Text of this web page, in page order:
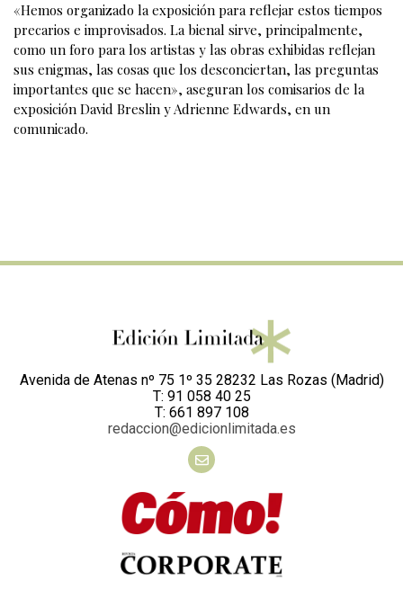
«Hemos organizado la exposición para reflejar estos tiempos
precarios e improvisados. La bienal sirve, principalmente,
como un foro para los artistas y las obras exhibidas reflejan
sus enigmas, las cosas que los desconciertan, las preguntas
importantes que se hacen», aseguran los comisarios de la
exposición David Breslin y Adrienne Edwards, en un
comunicado.
Avenida de Atenas nº 75 1º 35 28232 Las Rozas (Madrid)
T: 91 058 40 25
T: 661 897 108
redaccion@edicionlimitada.es